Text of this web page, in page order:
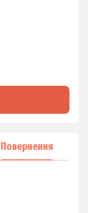
Повернення